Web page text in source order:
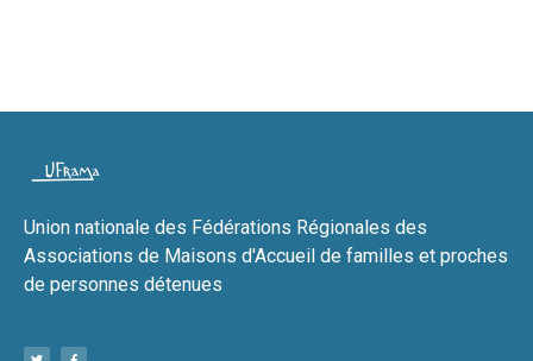
Union nationale des Fédérations Régionales des
Associations de Maisons d'Accueil de familles et proches
de personnes détenues